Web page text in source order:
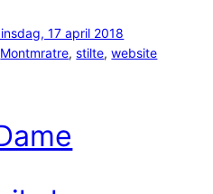
17 april 2018
Montmratre, stilte, website